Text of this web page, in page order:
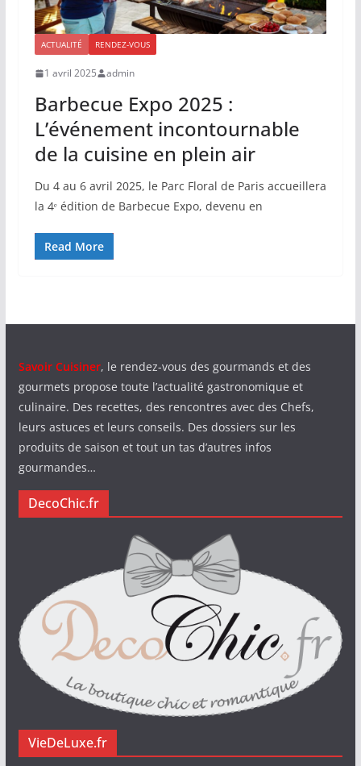
ACTUALITÉ RENDEZ-VOUS
1 avril 2025 admin
Barbecue Expo 2025 :
L’événement incontournable
de la cuisine en plein air
Du 4 au 6 avril 2025, le Parc Floral de Paris accueillera
la 4ᵉ édition de Barbecue Expo, devenu en
Read More
Savoir Cuisiner, le rendez-vous des gourmands et des
gourmets propose toute l’actualité gastronomique et
culinaire. Des recettes, des rencontres avec des Chefs,
leurs astuces et leurs conseils. Des dossiers sur les
produits de saison et tout un tas d’autres infos
gourmandes…
DecoChic.fr
VieDeLuxe.fr